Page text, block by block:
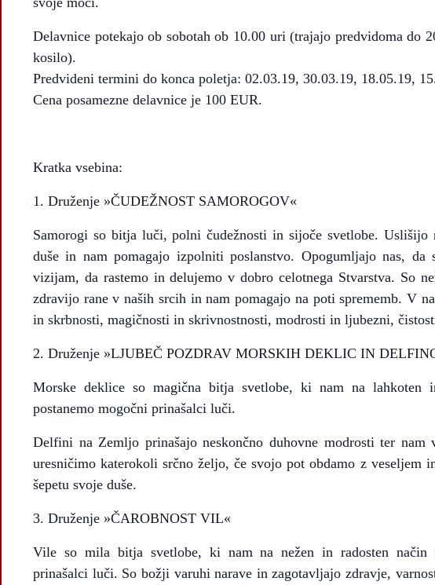
Delavnice potekajo ob sobotah ob 10.00 uri (trajajo predvidoma do
kosilo).
Predvideni termini do konca poletja: 02.03.19, 30.03.19, 18.05.19,
Cena posamezne delavnice je 100 EUR.
Kratka vsebina:
Druženje »ČUDEŽNOST SAMOROGOV«
Samorogi so bitja luči, polni čudežnosti in sijoče svetlobe.
duše in nam pomagajo izpolniti poslanstvo. Opogumljajo nas, da
vizijam, da rastemo in delujemo v dobro celotnega Stvarstva. So
zdravijo rane v naših srcih in nam pomagajo na poti sprememb. V
in skrbnosti, magičnosti in skrivnostnosti, modrosti in ljubezni,
Druženje »LJUBEČ POZDRAV MORSKIH DEKLIC IN
Morske deklice so magična bitja svetlobe, ki nam na lahkoten
postanemo mogočni prinašalci luči.
Delfini na Zemljo prinašajo neskončno duhovne modrosti ter nam
uresničimo katerokoli srčno željo, če svojo pot obdamo z veseljem
šepetu svoje duše.
Druženje »ČAROBNOST VIL«
Vile so mila bitja svetlobe, ki nam na nežen in radosten način
prinašalci luči. So božji varuhi narave in zagotavljajo zdravje,